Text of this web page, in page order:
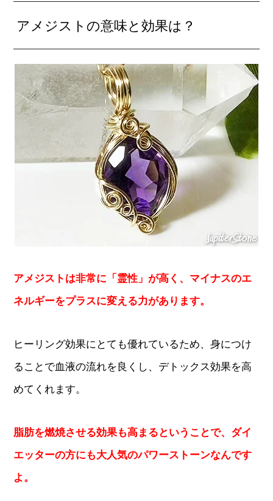
アメジストの意味と効果は？
アメジストは非常に「霊性」が高く、マイナスのエ
ネルギーをプラスに変える力があります。
ヒーリング効果にとても優れているため、身につけ
ることで血液の流れを良くし、デトックス効果を高
めてくれます。
脂肪を燃焼させる効果も高まるということで、ダイ
エッターの方にも大人気のパワーストーンなんです
よ。